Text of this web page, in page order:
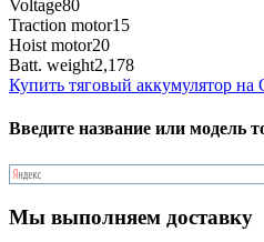
Voltage80
Traction motor15
Hoist motor20
Batt. weight2,178
Купить тяговый аккумулятор на
Введите название или модель
Мы выполняем доставку